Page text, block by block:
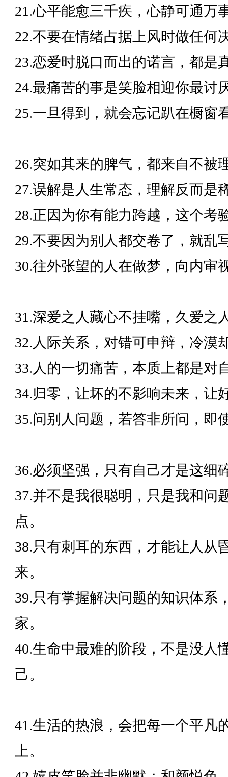
21.心平能愈三千疾，心静可通万
22.不要在情绪占据上风时做任何
23.恋爱时脱口而出的诺言，都是
24.最痛苦的事是笑脸相迎你最讨
25.一旦得到，就会忘记趴在橱窗
26.突如其来的脾气，都来自不被
27.误解是人生常态，理解反而是
28.正因为你有能力跨越，这个考
29.不要因为别人都交卷了，就乱
30.往外张望的人在做梦，向内审
31.深爱之人藏心不挂嘴，久爱之
32.人际关系，对错可申辩，冷漠
33.人的一切痛苦，本质上都是对
34.归零，让坏的不影响未来，让
35.问别人问题，若答非所问，即
36.必须坚强，只有自己才是这细
37.并不是我很聪明，只是我和问
点。
38.只有刺耳的东西，才能让人从
来。
39.只有掌握解决问题的知识体系
家。
40.生命中最难的阶段，不是没人
己。
41.生活的热浪，会把每一个平凡
上。